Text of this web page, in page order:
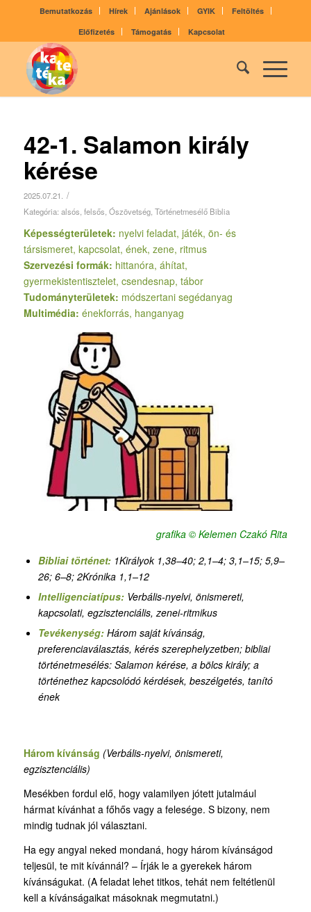
Bemutatkozás Hírek Ajánlások GYIK
Feltöltés
Előfizetés
Támogatás Kapcsolat
42-1. Salamon király
kérése
2025.07.21. /
Kategória: alsós felsős Ószövetség, Történetmesélő Biblia
Képességterületek: nyelvi feladat, játék, ön- és
társismeret, kapcsolat, ének, zene, ritmus
Szervezési formák: hittanóra, áhítat,
gyermekistentisztelet, csendesnap, tábor
Tudományterületek: módszertani segédanyag
Multimédia: énekforrás, hanganyag
grafika © Kelemen Czakó Rita
Bibliai történet: 1Királyok 1,38–40; 2,1–4; 3,1–15; 5,9–
26; 6–8; 2Krónika 1,1–12
Intelligenciatípus: Verbális-nyelvi, önismereti,
kapcsolati, egzisztenciális, zenei-ritmikus
Tevékenység: Három saját kívánság,
preferenciaválasztás, kérés szerephelyzetben;bibliai
történetmesélés: Salamon kérése, a bölcs király; a
történethez kapcsolódó kérdések, beszélgetés, tanító
ének
Három kívánság (Verbális-nyelvi, önismereti,
egzisztenciális)
Mesékben fordul elő, hogy valamilyen jótett jutalmául
hármat kívánhat a főhős vagy a felesége. S bizony, nem
mindig tudnak jól választani.
Ha egy angyal neked mondaná, hogy három kívánságod
teljesül, te mit kívánnál? – Írják le a gyerekek három
kívánságukat. (A feladat lehet titkos, tehát nem feltétlenül
kell a kívánságaikat másoknak megmutatni.)